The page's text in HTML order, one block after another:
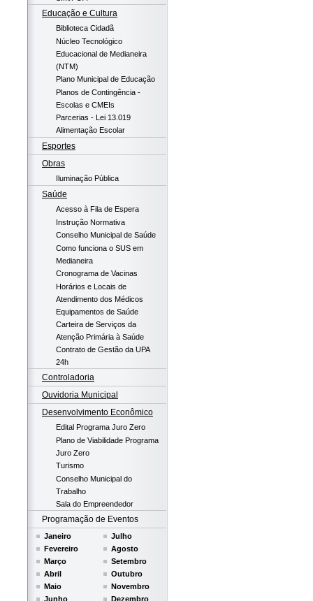
Educação e Cultura
Biblioteca Cidadã
Núcleo Tecnológico
Educacional de Medianeira
(NTM)
Plano Municipal de Educação
Planos de Contingência -
Escolas e CMEIs
Parcerias - Lei 13.019
Alimentação Escolar
Esportes
Obras
Iluminação Pública
Saúde
Acesso à Fila de Espera
Instrução Normativa
Conselho Municipal de Saúde
Como funciona o SUS em
Medianeira
Cronograma de Vacinas
Horários e Locais de
Atendimento dos Médicos
Equipamentos de Saúde
Carteira de Serviços da
Atenção Primária à Saúde
Contrato de Gestão da UPA
24h
Controladoria
Ouvidoria Municipal
Desenvolvimento Econômico
Edital Programa Juro Zero
Plano de Viabilidade Programa
Juro Zero
Turismo
Conselho Municipal do
Trabalho
Sala do Empreendedor
Programação de Eventos
Janeiro
Fevereiro
Março
Abril
Maio
Junho
Julho
Agosto
Setembro
Outubro
Novembro
Dezembro